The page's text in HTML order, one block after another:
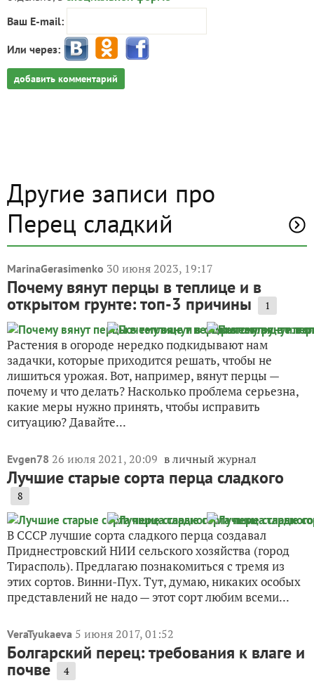
Ваш E-mail:
Или через:
добавить комментарий
Другие записи про
Перец сладкий
MarinaGerasimenko 30 июня 2023, 19:17
Почему вянут перцы в теплице и в
открытом грунте: топ-3 причины 1
Растения в огороде нередко подкидывают нам
задачки, которые приходится решать, чтобы не
лишиться урожая. Вот, например, вянут перцы —
почему и что делать? Насколько проблема серьезна,
какие меры нужно принять, чтобы исправить
ситуацию? Давайте...
Evgen78 26 июля 2021, 20:09 в личный журнал
Лучшие старые сорта перца сладкого
8
В СССР лучшие сорта сладкого перца создавал
Приднестровский НИИ сельского хозяйства (город
Тирасполь). Предлагаю познакомиться с тремя из
этих сортов. Винни-Пух. Тут, думаю, никаких особых
представлений не надо — этот сорт любим всеми...
VeraTyukaeva 5 июня 2017, 01:52
Болгарский перец: требования к влаге и
почве 4